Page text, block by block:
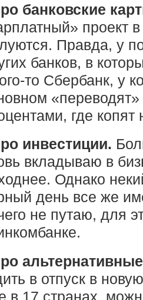
банковские
проект
Правда, у
банков, в
то Сбербанк, у
где копят
инвестиции.
вкладываю в
Однако
день все же
не путаю, для
в отпуск в
в 17 странах,